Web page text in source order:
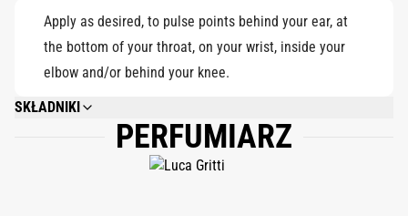
Apply as desired, to pulse points behind your ear, at
the bottom of your throat, on your wrist, inside your
elbow and/or behind your knee.
SKŁADNIKI
ALCOHOL DENAT., PARFUM (FRAGRANCE), AQUA (WATER), ALPHA-
ISOMETHYL IONONE, BENZYL ALCOHOL, BENZYL CINNAMATE, BENZYL
SALICYLATE, CITRAL, CITRONELLOL, HEXYL CINNAMAL,
PERFUMIARZ